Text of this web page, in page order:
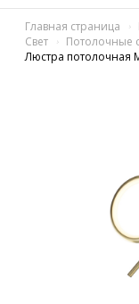
Главная страница
Свет
Потолочные
Люстра потолочная